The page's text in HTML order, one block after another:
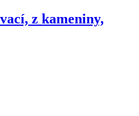
z kameniny,